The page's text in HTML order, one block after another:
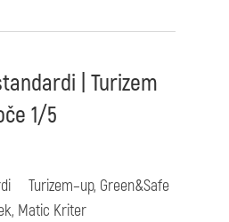
| Turizem
1/5
Turizem–up, Green&Safe
Matic Kriter